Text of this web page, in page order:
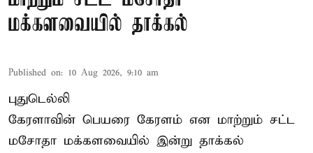
மக்களவையில் தாக்கல்
Published on: 10 Aug 2026, 9:10 am
புதுடெல்லி
கேரளாவின் பெயரை கேரளம் என மாற்றும் சட்ட
மசோதா மக்களவையில் இன்று தாக்கல்